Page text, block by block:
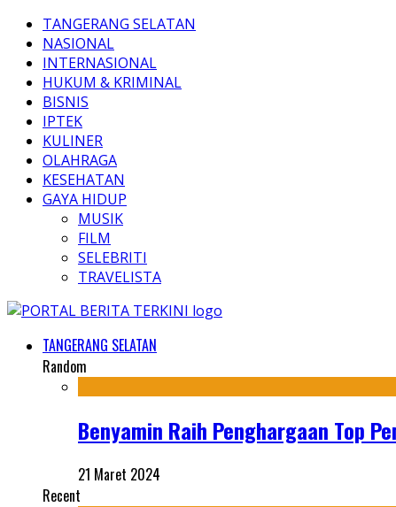
TANGERANG SELATAN
NASIONAL
INTERNASIONAL
HUKUM & KRIMINAL
BISNIS
IPTEK
KULINER
OLAHRAGA
KESEHATAN
GAYA HIDUP
MUSIK
FILM
SELEBRITI
TRAVELISTA
TANGERANG SELATAN
Random
Benyamin Raih Penghargaan Top
21 Maret 2024
Recent